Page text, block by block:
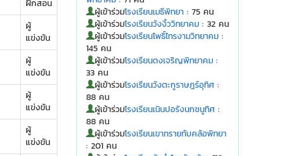
ฝึกสอน
ผู้
แข่งขัน
ผู้
แข่งขัน
ผู้
แข่งขัน
ผู้
แข่งขัน
ผู้เข้าร่วมโรงเรียนเมธีพิทยา: 75 คน
ผู้เข้าร่วมโรงเรียนวังงิ้ววิทยาคม: 32 คน
ผู้เข้าร่วมโรงเรียนโพธิ์ไทรงามวิทยาคม:
145 คน
ผู้เข้าร่วมโรงเรียนดงเจริญพิทยาคม:
33 คน
ผู้เข้าร่วมโรงเรียนวังตะกูราษฎร์อุทิศ:
88 คน
ผู้เข้าร่วมโรงเรียนเนินปอรังนกชนูทิศ:
88 คน
ผู้เข้าร่วมโรงเรียนเขาทรายทับคล้อพิทยา
: 201 คน